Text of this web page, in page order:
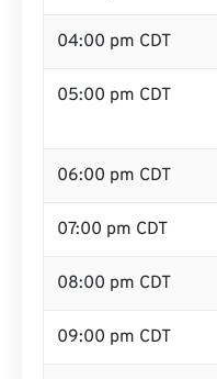
04:00 pm CDT
05:00 pm CDT
06:00 pm CDT
07:00 pm CDT
08:00 pm CDT
09:00 pm CDT